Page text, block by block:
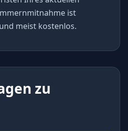
ist
meist kostenlos.
zu